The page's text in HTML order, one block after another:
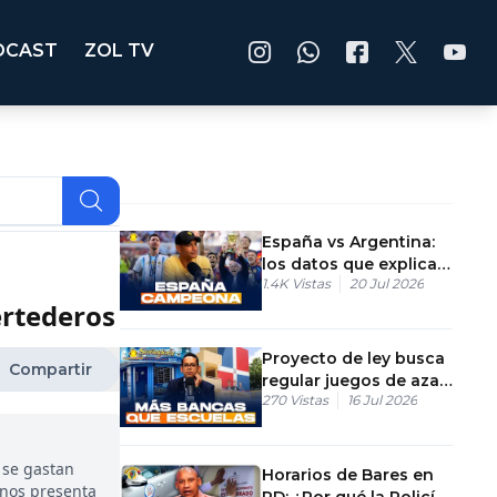
ZOL TV
Compartir
gastan
presenta
España vs Argentina:
los datos que explican
la final del Mundial
1.4K Vistas 20 Jul 2026
Proyecto de ley busca
regular juegos de azar
en República
270 Vistas 16 Jul 2026
Horarios de Bares en